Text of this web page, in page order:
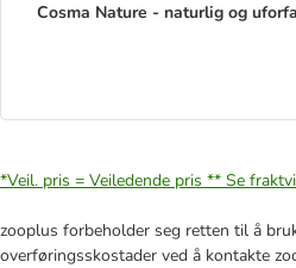
Cosma Nature - naturlig og
*Veil. pris = Veiledende pris ** Se
zooplus forbeholder seg retten til å
overføringsskostader ved å kontakte